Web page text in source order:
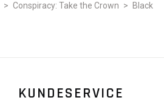
> Conspiracy: Take the Crown > Black
KUNDESERVICE